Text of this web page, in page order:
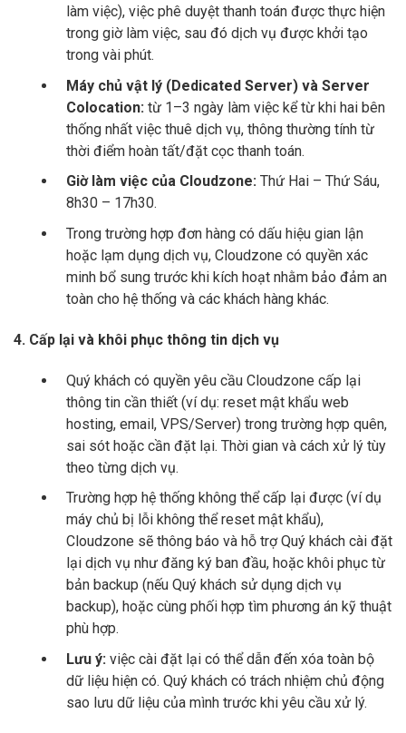
làm việc), việc phê duyệt thanh toán được thực hiện
trong giờ làm việc, sau đó dịch vụ được khởi tạo
trong vài phút.
Máy chủ vật lý (Dedicated Server) và Server
Colocation: từ 1–3 ngày làm việc kể từ khi hai bên
thống nhất việc thuê dịch vụ, thông thường tính từ
thời điểm hoàn tất/đặt cọc thanh toán.
Giờ làm việc của Cloudzone: Thứ Hai – Thứ Sáu,
8h30 – 17h30.
Trong trường hợp đơn hàng có dấu hiệu gian lận
hoặc lạm dụng dịch vụ, Cloudzone có quyền xác
minh bổ sung trước khi kích hoạt nhằm bảo đảm an
toàn cho hệ thống và các khách hàng khác.
4. Cấp lại và khôi phục thông tin dịch vụ
Quý khách có quyền yêu cầu Cloudzone cấp lại
thông tin cần thiết (ví dụ: reset mật khẩu web
hosting, email, VPS/Server) trong trường hợp quên,
sai sót hoặc cần đặt lại. Thời gian và cách xử lý tùy
theo từng dịch vụ.
Trường hợp hệ thống không thể cấp lại được (ví dụ
máy chủ bị lỗi không thể reset mật khẩu),
Cloudzone sẽ thông báo và hỗ trợ Quý khách cài đặt
lại dịch vụ như đăng ký ban đầu, hoặc khôi phục từ
bản backup (nếu Quý khách sử dụng dịch vụ
backup), hoặc cùng phối hợp tìm phương án kỹ thuật
phù hợp.
Lưu ý: việc cài đặt lại có thể dẫn đến xóa toàn bộ
dữ liệu hiện có. Quý khách có trách nhiệm chủ động
sao lưu dữ liệu của mình trước khi yêu cầu xử lý.